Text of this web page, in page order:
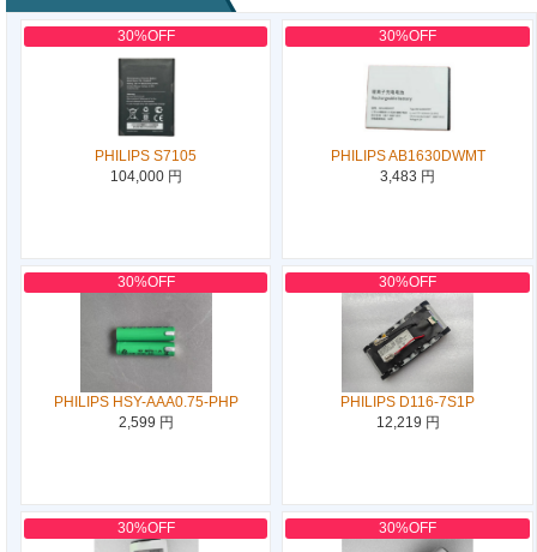
30%OFF
PHILIPS S7105
104,000 円
30%OFF
PHILIPS AB1630DWMT
3,483 円
30%OFF
PHILIPS HSY-AAA0.75-PHP
2,599 円
30%OFF
PHILIPS D116-7S1P
12,219 円
30%OFF 30%OFF